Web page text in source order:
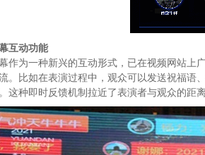
互动功能
作为一种新兴的互动形式，已在视频网站上
。比如在表演过程中，观众可以发送祝福语
这种即时反馈机制拉近了表演者与观众的距